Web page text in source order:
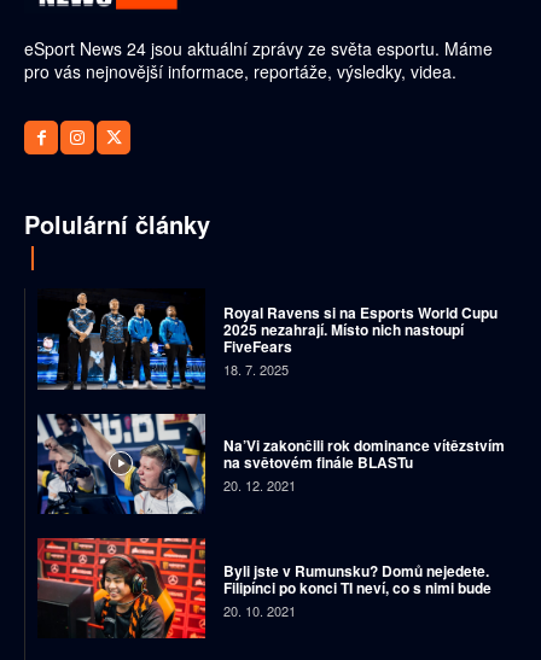
eSport News 24 jsou aktuální zprávy ze světa esportu. Máme
pro vás nejnovější informace, reportáže, výsledky, videa.
Polulární články
Royal Ravens si na Esports World Cupu
2025 nezahrají. Místo nich nastoupí
FiveFears
18. 7. 2025
Na’Vi zakončili rok dominance vítězstvím
na světovém finále BLASTu
20. 12. 2021
Byli jste v Rumunsku? Domů nejedete.
Filipínci po konci TI neví, co s nimi bude
20. 10. 2021